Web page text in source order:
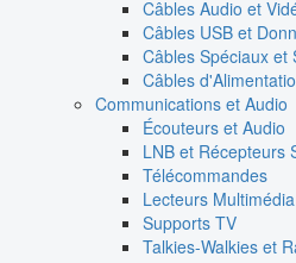
Câbles Audio et
Câbles USB et
Câbles Spéciaux et
Câbles
Communications et Audio
Écouteurs et Audio
LNB et Récepteurs
Télécommandes
Lecteurs Multimédia
Supports TV
Talkies-Walkies et